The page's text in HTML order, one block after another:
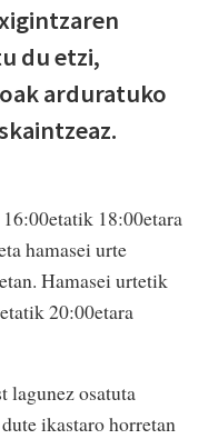
du etzi,
arduratuko
18:00etara
hamasei urte
Hamasei urtetik
20:00etara
lagunez osatuta
ikastaro horretan